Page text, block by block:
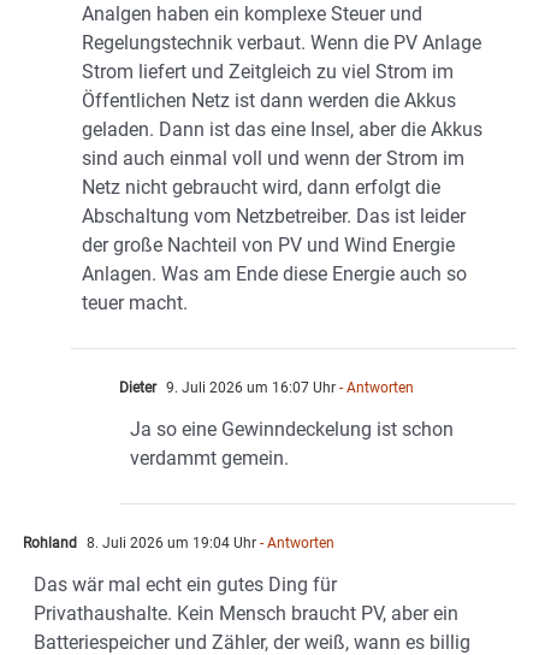
Analgen haben ein komplexe Steuer und
Regelungstechnik verbaut. Wenn die PV Anlage
Strom liefert und Zeitgleich zu viel Strom im
Öffentlichen Netz ist dann werden die Akkus
geladen. Dann ist das eine Insel, aber die Akkus
sind auch einmal voll und wenn der Strom im
Netz nicht gebraucht wird, dann erfolgt die
Abschaltung vom Netzbetreiber. Das ist leider
der große Nachteil von PV und Wind Energie
Anlagen. Was am Ende diese Energie auch so
teuer macht.
Dieter 9. Juli 2026 um 16:07 Uhr - Antworten
Ja so eine Gewinndeckelung ist schon
verdammt gemein.
Rohland 8. Juli 2026 um 19:04 Uhr - Antworten
Das wär mal echt ein gutes Ding für
Privathaushalte. Kein Mensch braucht PV, aber ein
Batteriespeicher und Zähler, der weiß, wann es billig